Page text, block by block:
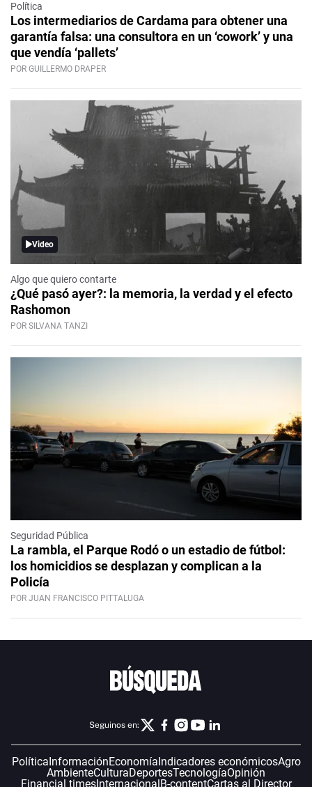
Política
Los intermediarios de Cardama para obtener una
garantía falsa: una consultora en un ‘cowork’ y una
que vendía ‘pallets’
POR GUILLERMO DRAPER
Video
Algo que quiero contarte
¿Qué pasó ayer?: la memoria, la verdad y el efecto
Rashomon
POR SILVANA TANZI
Seguridad Pública
La rambla, el Parque Rodó o un estadio de fútbol:
los homicidios se desplazan y complican a la
Policía
POR JUAN FRANCISCO PITTALUGA
Seguinos en:
Política InformaciónEconomía Indicadores económicosAgro
AmbienteCulturaDeportesTecnologíaOpinión
Financial timesInternacional B-contentCartas al Director